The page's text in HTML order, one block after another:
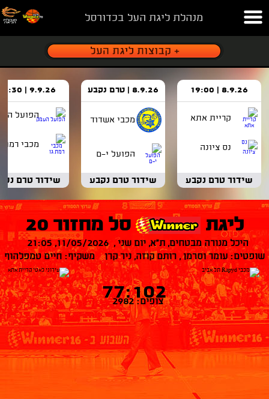
מנהלת ליגת העל בכדורסל
8.9.26 | 19:00
קריית אתא
נס ציונה
שידור טרם נקבע
8.9.26 | טרם נקבע
מכבי אשדוד
הפועל י-ם
שידור טרם נקבע
9.9.26 | 18:30
הפועל
מכבי רמת
שידור טרם
ליגת סל מחזור 20
היכל מנורה מבטחים, ת"א, יום שני , 11/05/2026, 21:05
שופטים: עומר וסרמן , רותם קוזה, ניר קרן משקיף: חיים טמפלהוף
77:102
צופים: 2982